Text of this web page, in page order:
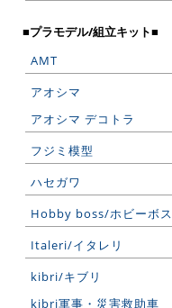
■プラモデル/組立キット■
AMT
アオシマ
アオシマ デコトラ
フジミ模型
ハセガワ
Hobby boss/ホビーボス
Italeri/イタレリ
kibri/キブリ
kibri軍事・災害救助車